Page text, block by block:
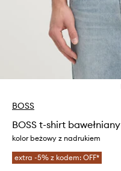
BOSS
BOSS t-shirt bawełniany
kolor beżowy z nadrukiem
extra -5% z kodem: OFF*